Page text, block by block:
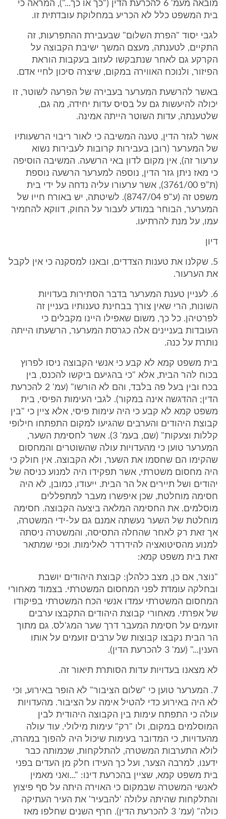
מובאה מעמ' 6 להכרעת הדין ("כך או כך..."), המראה כי
בית המשפט כלל לא הכריע במחלוקת עובדתית זו.
לגבי יסוד "הפרת השלום" שבעבירת ההתפרעות, זה
התקיים, לטענתה, מעצם המשך ישיבת הקבוצה על
הקרקע גם לאחר שנתבקשו לעזוב בעקבות הוראת
הפיזור, ולנוכח האווירה במקום, שיצרה סיכון לחיי אדם.
באשר להרשעת המערער בעבירה של הפרעה לשוטר, זו
יכולה להיעשות גם על בסיס עדות יחידה, מה גם,
שלטענתה, עדות השוטר הייתה אמינה.
אשר לגזר הדין, טענה המשיבה כי לאור ריבוי הרשעותיו
של המערער (רובן בעבירות קרובות לעבירות נשוא
ערעור זה), אין מקום לדון באי הרשעה. המשיבה הוסיפה
כי מאז ניתן גזר הדין, נוספה למערער הרשעה נוספת
(ת"פ 3761/00), אשר ערעורו עליה נדחה על ידי בית
משפט זה (ע"פ 8747/04). לשיטתה, יש באורח חייו של
המערער, הבוחר במודע לעבור על החוק, דווקא להחמיר
עמו, על מנת להרתיעו.
דיון
5. שקלנו את טענות הצדדים, ובאנו למסקנה כי אין לקבל
את הערעור.
6. לעניין טענת המערער בדבר הסתירות בעדויות
השונות, הרי שאין צורך בבחינת טענותיו בעניין זה
לפרטיהן. כל כך, משום שאפילו היינו מקבלים כי
העובדות בעניינים אלה כגרסת המערער, הרשעתו הייתה
נותרת על כנה.
בית משפט קמא לא קבע כי אנשי הקבוצה ניסו לפרוץ
בכוח להר הבית, אלא "כי בהגיעם ביקשו להכנס, בין
בכח ובין בעל פה בלבד, והם לא הורשו" (עמ' 2 להכרעת
הדין; ההדגשה אינה במקור). לגבי העימות הפיסי, בית
משפט קמא לא קבע כי היה עימות פיסי, אלא ציין כי "בין
קבוצת היהודים והערבים שהגיעו למקום התפתחו חילופי
קללות וצעקות" (שם, בעמ' 3). אשר לחסימת השער,
המערער טוען כי מהעדויות עולה שהשוטרים והמחסום
שהקימו הם שחסמו את השער, ולא הקבוצה. אין חולק כי
היה מחסום משטרתי, אשר תפקידו היה למנוע כניסה של
יהודים ושל תיירים אל הר הבית. ייעודו, כמובן, לא היה
חסימה מוחלטת, שכן איפשרו מעבר למתפללים
מוסלמים. את החסימה המלאה ביצעה הקבוצה. חסימה
מוחלטת של השער נעשתה אמנם גם על-ידי המשטרה,
אך זאת רק לאחר שהחלה התסיסה, והמשטרה ניסתה
למנוע מהסיטואציה להידרדר לאלימות. וכפי שמתאר
זאת בית משפט קמא:
"נוצר, אם כן, מצב כלהלן: קבוצת היהודים יושבת
ובחלקה עומדת לפני המחסום המשטרתי. בצמוד מאחורי
המחסום המשטרתי עמדו אנשי הכח המשטרתי בפיקודו
של אפרתי. מאחורי קבוצת היהודים התקבצו ערבים
זועמים על חסימת המעבר דרך שער המג'לס. גם מתוך
הר הבית נקבצו קבוצות של ערבים זועמים על אותו
הענין..." (עמ' 3 להכרעת הדין).
לא מצאנו בעדויות עדות הסותרת תיאור זה.
7. המערער טוען כי "שלום הציבור" לא הופר באירוע, וכי
לא היה באירוע כדי להטיל אימה על הציבור. מהעדויות
עולה כי התפתח עימות בין הקבוצה היהודית לבין
המוסלמים במקום, ולו "רק" עימות מילולי. עוד עולה
מהעדויות, כי המדובר בעימות שיכול היה להפוך במהרה,
לולא התערבות המשטרה, להתלקחות, שכמותה כבר
ידענו, למרבה הצער, ועל כך העידו חלק מן העדים בפני
בית משפט קמא, שציין בהכרעת דינו: "...ואני מאמין
לאנשי המשטרה שבמקום כי האוירה היתה על סף פיצוץ
והתלקחות שהיתה עלולה 'להבעיר' את העיר העתיקה
כולה" (עמ' 3 להכרעת הדין). חרף השנים שחלפו מאז